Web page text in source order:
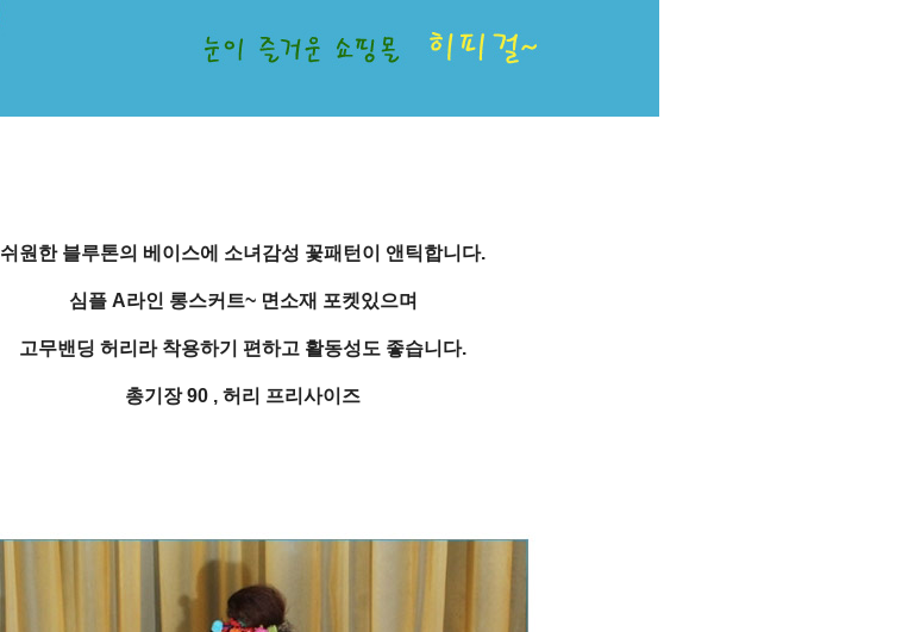
쉬원한 블루톤의 베이스에 소녀감성 꽃패턴이 앤틱합니다.
심플 A라인 롱스커트~ 면소재 포켓있으며
고무밴딩 허리라 착용하기 편하고 활동성도 좋습니다.
총기장 90 , 허리 프리사이즈